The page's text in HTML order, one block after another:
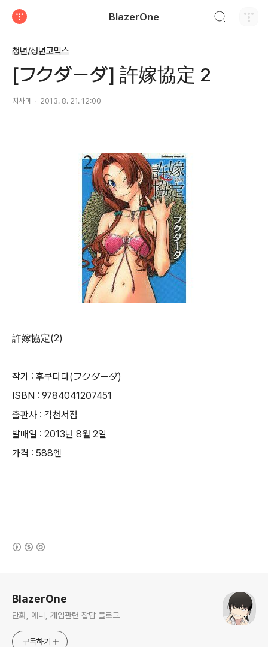
BlazerOne
청년/성년코믹스
[フクダーダ] 許嫁協定 2
치사메 2013. 8. 21. 12:00
許嫁協定(2)
작가 : 후쿠다다(フクダーダ)
ISBN : 9784041207451
출판사 : 각천서점
발매일 : 2013년 8월 2일
가격 : 588엔
BlazerOne
만화, 애니, 게임관련 잡담 블로그
구독하기